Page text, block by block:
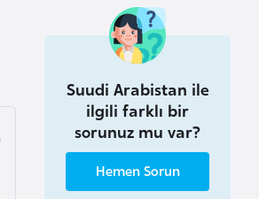
Suudi Arabistan ile
ilgili farklı bir
sorunuz mu var?
Hemen Sorun